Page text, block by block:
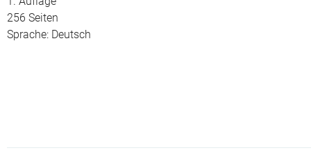
256 Seiten
Sprache: Deutsch